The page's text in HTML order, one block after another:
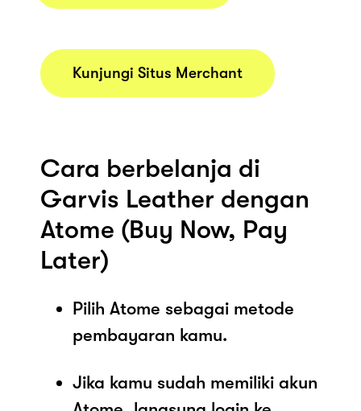
Kunjungi Situs Merchant
Cara berbelanja di
Garvis Leather dengan
Atome (Buy Now, Pay
Later)
Pilih Atome sebagai metode
pembayaran kamu.
Jika kamu sudah memiliki akun